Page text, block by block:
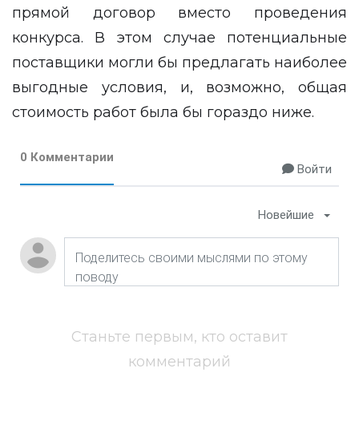
прямой договор вместо проведения
конкурса. В этом случае потенциальные
поставщики могли бы предлагать наиболее
выгодные условия, и, возможно, общая
стоимость работ была бы гораздо ниже.
0 Комментарии
Войти
Новейшие
Станьте первым, кто оставит
комментарий